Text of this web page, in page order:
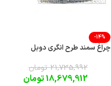
-14%
چراغ سمند طرح انگری دوبل
21,735,992 تومان
18,679,912تومان